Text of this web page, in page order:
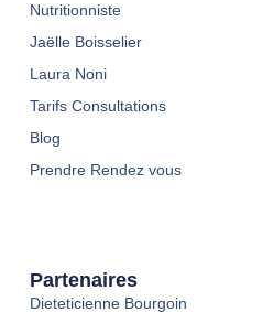
Nutritionniste
Jaëlle Boisselier
Laura Noni
Tarifs Consultations
Blog
Prendre Rendez vous
Partenaires
Dieteticienne Bourgoin